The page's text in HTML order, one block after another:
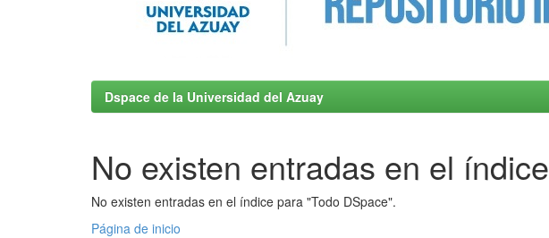
Dspace de la Universidad del Azuay
No existen entradas en el índice
No existen entradas en el índice para "Todo DSpace".
Página de inicio